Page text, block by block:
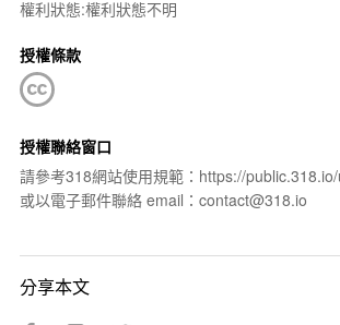
權利狀態:權利狀態不明
授權條款
授權聯絡窗口
請參考318網站使用規範：https://
或以電子郵件聯絡 email：contact@318.io
分享本文